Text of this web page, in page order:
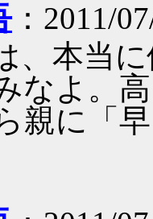
：2011/
、本当
なよ。
親に「